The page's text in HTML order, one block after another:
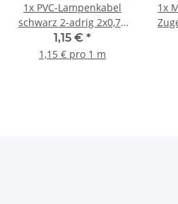
1x PVC-Lampenkabel
schwarz 2-adrig 2x0,75
mm² H03VV-F –
Meterware
1,15 € *
1,15 € pro 1 m
1x